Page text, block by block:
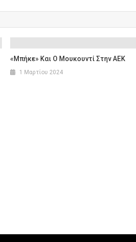
«Μπήκε» Και Ο Μουκουντί Στην ΑΕΚ
1 Μαρτίου 2024